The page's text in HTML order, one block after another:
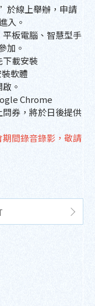
線上舉辦，申請
入。
板電腦、智慧型手
加。
載安裝
軟體
。
Chrome
券，將於日後提供
間錄音錄影，敬請